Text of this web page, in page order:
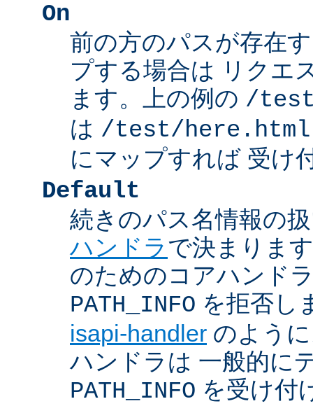
On
前の方のパスが存在
プする場合は リクエ
ます。上の例の /
は /test/here.html
にマップすれば 受け
Default
続きのパス名情報の
ハンドラで決まりま
のためのコアハンド
PATH_INFO を拒否し
isapi-handler のよう
ハンドラは 一般的に
PATH_INFO を受け付